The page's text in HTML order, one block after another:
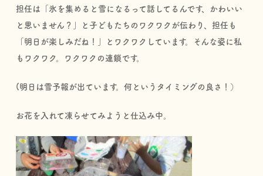
担任は「氷を集めると雪になるって話してるんです、かわいい
と思いません？」と子どもたちのワクワクが伝わり、担任も
「明日が楽しみだね！」とワクワクしています。そんな姿に私
もワクワク。ワクワクの連鎖です。
(明日は雪予報が出ています。何というタイミングの良さ！）
お花を入れて凍らせてみようと仕込み中。